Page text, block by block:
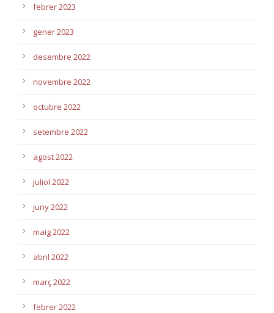
febrer 2023
gener 2023
desembre 2022
novembre 2022
octubre 2022
setembre 2022
agost 2022
juliol 2022
juny 2022
maig 2022
abril 2022
març 2022
febrer 2022